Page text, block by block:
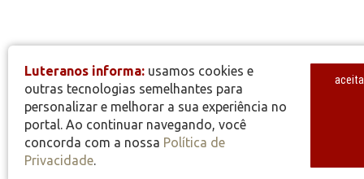
Luteranos informa: usamos cookies e
outras tecnologias semelhantes para
personalizar e melhorar a sua experiência no
portal. Ao continuar navegando, você
concorda com a nossa Política de
Privacidade.